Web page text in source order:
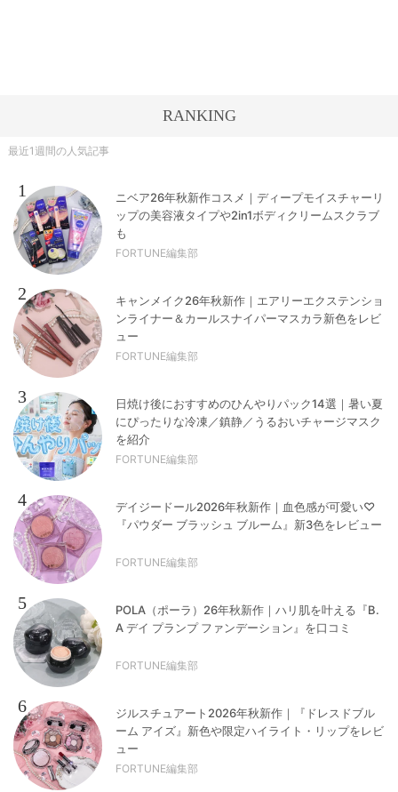
RANKING
最近1週間の人気記事
1
ニベア26年秋新作コスメ｜ディープモイスチャーリ
ップの美容液タイプや2in1ボディクリームスクラブ
も
FORTUNE編集部
2
キャンメイク26年秋新作｜エアリーエクステンショ
ンライナー＆カールスナイパーマスカラ新色をレビ
ュー
FORTUNE編集部
3
日焼け後におすすめのひんやりパック14選｜暑い夏
にぴったりな冷凍／鎮静／うるおいチャージマスク
を紹介
FORTUNE編集部
4
デイジードール2026年秋新作｜血色感が可愛い♡
『パウダー ブラッシュ ブルーム』新3色をレビュー
FORTUNE編集部
5
POLA（ポーラ）26年秋新作｜ハリ肌を叶える『B.
A デイ プランプ ファンデーション』を口コミ
FORTUNE編集部
6
ジルスチュアート2026年秋新作｜『ドレスドブル
ーム アイズ』新色や限定ハイライト・リップをレビ
ュー
FORTUNE編集部